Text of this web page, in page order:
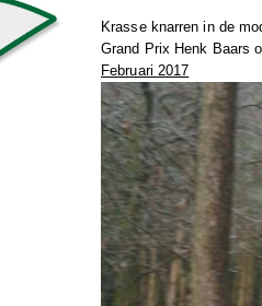
Krasse knarren in de
Grand Prix Henk Baars
Februari 2017